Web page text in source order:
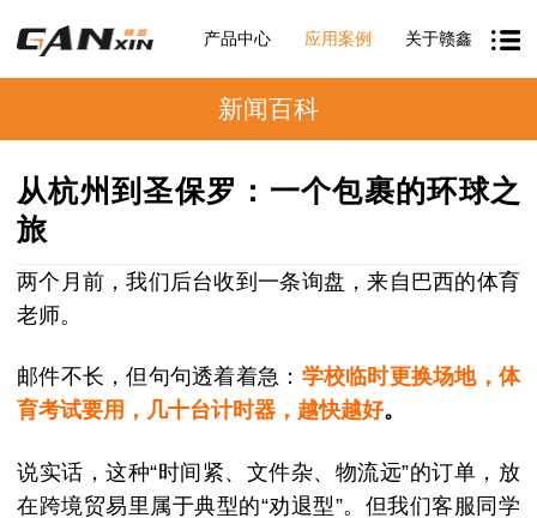
产品中心 应用案例 关于赣鑫
新闻百科
从杭州到圣保罗：一个包裹的环球之
旅
两个月前，我们后台收到一条询盘，来自巴西的体育
老师。
邮件不长，但句句透着着急： 学校临时更换场地，体
育考试要用，几十台计时器，越快越好。
说实话，这种“时间紧、文件杂、物流远”的订单，放
在跨境贸易里属于典型的“劝退型”。但我们客服同学